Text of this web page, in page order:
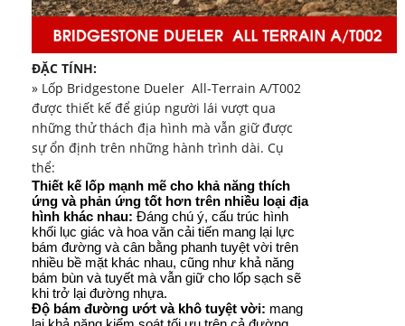
ĐẶC TÍNH:
» Lốp Bridgestone Dueler All-Terrain A/T002
được thiết kế để giúp người lái vượt qua
những thử thách địa hình mà vẫn giữ được
sự ổn định trên những hành trình dài. Cụ
thể:
Thiết kế lốp mạnh mẽ cho khả năng thích
ứng và phản ứng tốt hơn trên nhiều loại địa
hình khác nhau: Đáng chú ý, cấu trúc hình
khối lục giác và hoa văn cải tiến mang lại lực
bám đường và cân bằng phanh tuyệt vời trên
nhiều bề mặt khác nhau, cũng như khả năng
bám bùn và tuyết mà vẫn giữ cho lốp sạch sẽ
khi trở lại đường nhựa.
Độ bám đường ướt và khô tuyệt vời: mang